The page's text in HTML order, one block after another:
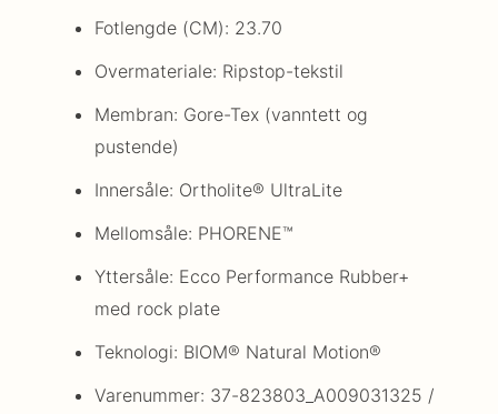
Fotlengde (CM): 23.70
Overmateriale: Ripstop-tekstil
Membran: Gore-Tex (vanntett og
pustende)
Innersåle: Ortholite® UltraLite
Mellomsåle: PHORENE™
Yttersåle: Ecco Performance Rubber+
med rock plate
Teknologi: BIOM® Natural Motion®
Varenummer: 37-823803_A009031325 /